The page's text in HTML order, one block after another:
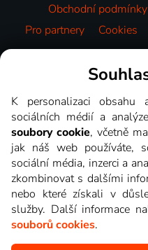
Obchodní podmínky
Pro partnery
Cookies
K personalizaci obsahu
sociálních médií a
soubory cookie, včetně
jak náš web používáte,
sociální média, inzerci a
zkombinovat s dalšími
nebo které získali v
služby. Další informace
souborů cookies.